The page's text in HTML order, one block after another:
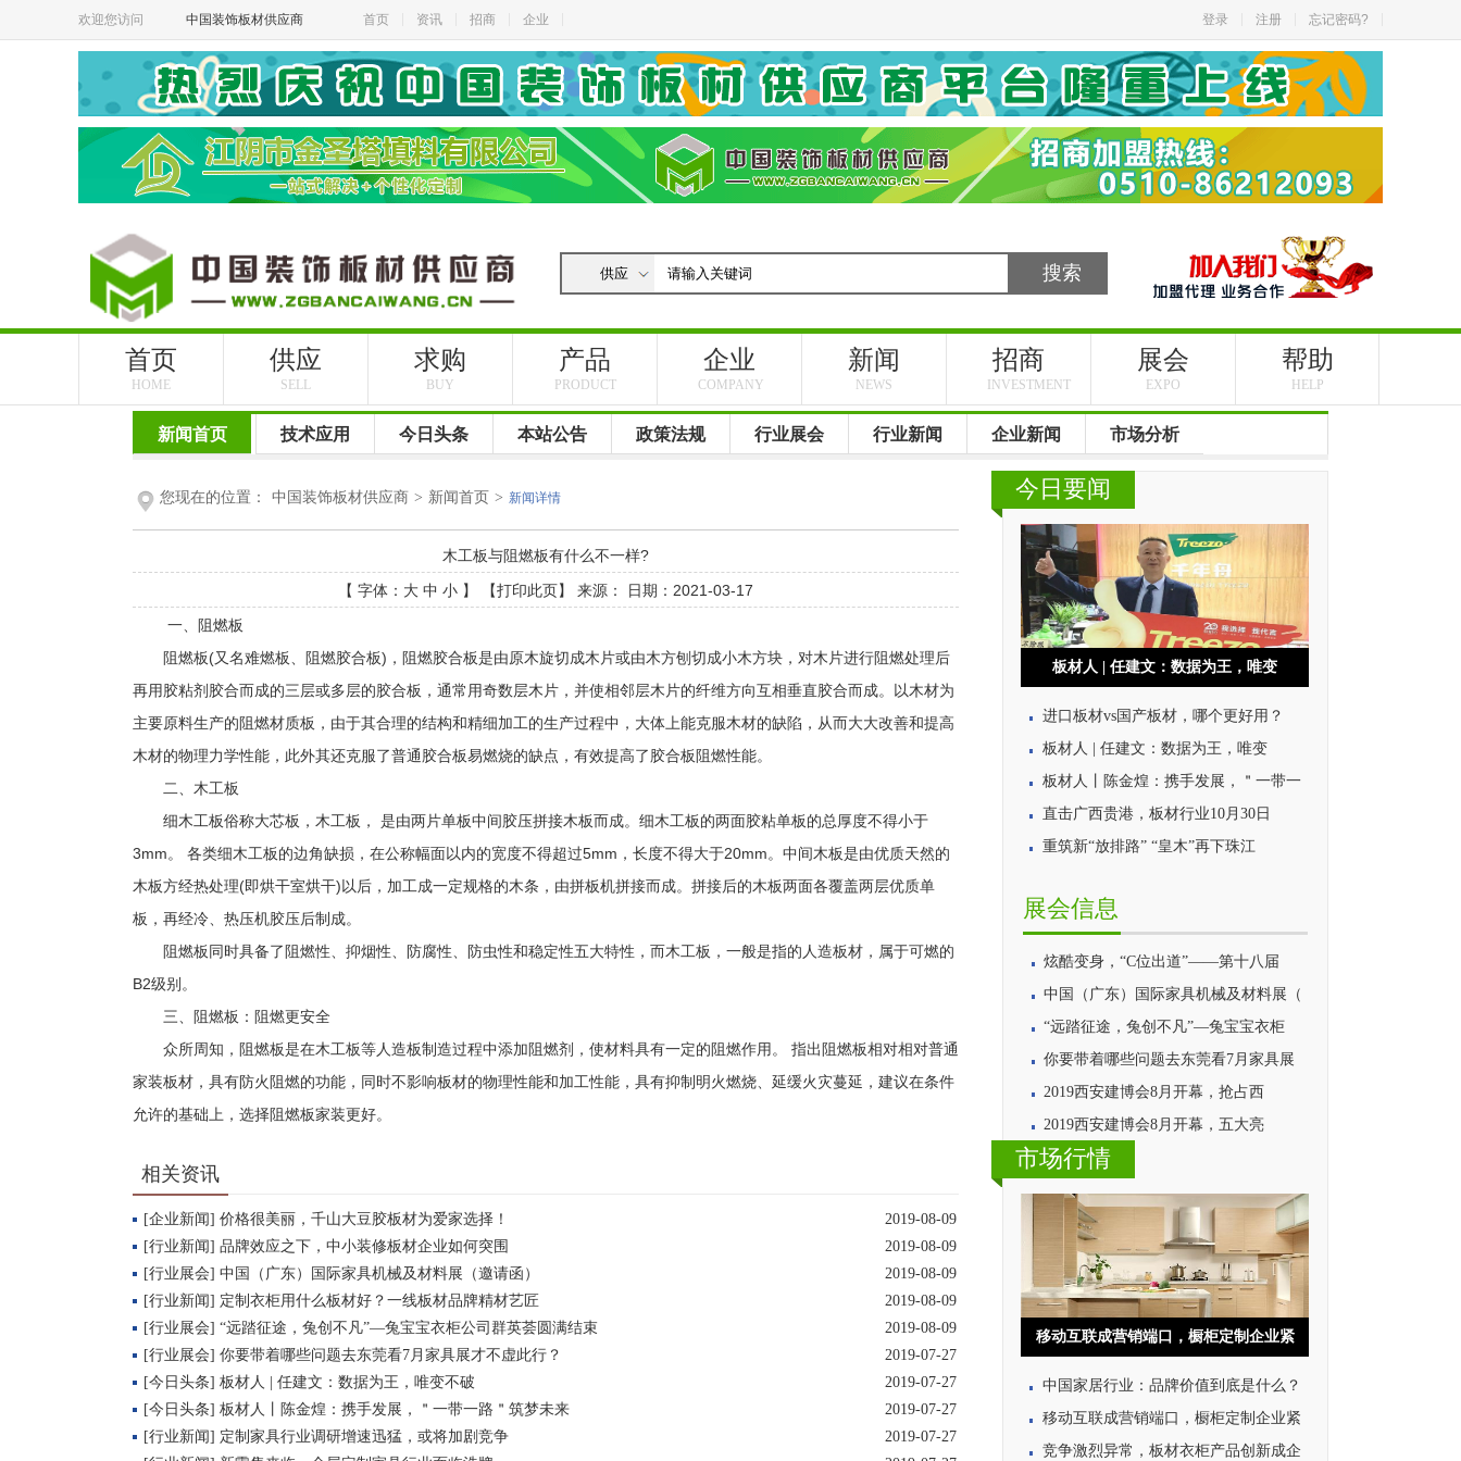
欢迎您访问 中国装饰板材供应商 首页 资讯 招商 企业 登录 注册 忘记密码?
首页
HOME
供应
SELL
求购
BUY
产品
PRODUCT
企业
COMPANY
新闻
NEWS
招商
INVESTMENT
展会
EXPO
帮助
HELP
新闻首页 技术应用 今日头条 本站公告 政策法规 行业展会 行业新闻 企业新闻 市场分析
您现在的位置： 中国装饰板材供应商 > 新闻首页 > 新闻详情
木工板与阻燃板有什么不一样?
【 字体： 大 中 小 】 【打印此页】 来源： 日期：2021-03-17
一、阻燃板
阻燃板(又名难燃板、阻燃胶合板)，阻燃胶合板是由原木旋切成木片或由木方刨切成小木方块，对木片进行阻燃处理后
再用胶粘剂胶合而成的三层或多层的胶合板，通常用奇数层木片，并使相邻层木片的纤维方向互相垂直胶合而成。以木材为
主要原料生产的阻燃材质板，由于其合理的结构和精细加工的生产过程中，大体上能克服木材的缺陷，从而大大改善和提高
木材的物理力学性能，此外其还克服了普通胶合板易燃烧的缺点，有效提高了胶合板阻燃性能。
二、木工板
细木工板俗称大芯板，木工板， 是由两片单板中间胶压拼接木板而成。细木工板的两面胶粘单板的总厚度不得小于
3mm。 各类细木工板的边角缺损，在公称幅面以内的宽度不得超过5mm，长度不得大于20mm。中间木板是由优质天然的
木板方经热处理(即烘干室烘干)以后，加工成一定规格的木条，由拼板机拼接而成。拼接后的木板两面各覆盖两层优质单
板，再经冷、热压机胶压后制成。
阻燃板同时具备了阻燃性、抑烟性、防腐性、防虫性和稳定性五大特性，而木工板，一般是指的人造板材，属于可燃的
B2级别。
三、阻燃板：阻燃更安全
众所周知，阻燃板是在木工板等人造板制造过程中添加阻燃剂，使材料具有一定的阻燃作用。 指出阻燃板相对相对普通
家装板材，具有防火阻燃的功能，同时不影响板材的物理性能和加工性能，具有抑制明火燃烧、延缓火灾蔓延，建议在条件
允许的基础上，选择阻燃板家装更好。
相关资讯
2019-08-09
[企业新闻] 价格很美丽，千山大豆胶板材为爱家选择！
2019-08-09
[行业新闻] 品牌效应之下，中小装修板材企业如何突围
2019-08-09
[行业展会] 中国（广东）国际家具机械及材料展（邀请函）
2019-08-09
[行业新闻] 定制衣柜用什么板材好？一线板材品牌精材艺匠
2019-08-09
[行业展会] “远踏征途，兔创不凡”—兔宝宝衣柜公司群英荟圆满结束
2019-07-27
[行业展会] 你要带着哪些问题去东莞看7月家具展才不虚此行？
2019-07-27
[今日头条] 板材人 | 任建文：数据为王，唯变不破
2019-07-27
[今日头条] 板材人丨陈金煌：携手发展，＂一带一路＂筑梦未来
2019-07-27
[行业新闻] 定制家具行业调研增速迅猛，或将加剧竞争
今日要闻
板材人 | 任建文：数据为王，唯变
进口板材vs国产板材，哪个更好用？
板材人 | 任建文：数据为王，唯变
板材人丨陈金煌：携手发展，＂一带一
直击广西贵港，板材行业10月30日
重筑新“放排路” “皇木”再下珠江
展会信息
炫酷变身，“C位出道”——第十八届
中国（广东）国际家具机械及材料展（
“远踏征途，兔创不凡”—兔宝宝衣柜
你要带着哪些问题去东莞看7月家具展
2019西安建博会8月开幕，抢占西
2019西安建博会8月开幕，五大亮
市场行情
移动互联成营销端口，橱柜定制企业紧
中国家居行业：品牌价值到底是什么？
移动互联成营销端口，橱柜定制企业紧
竞争激烈异常，板材衣柜产品创新成企